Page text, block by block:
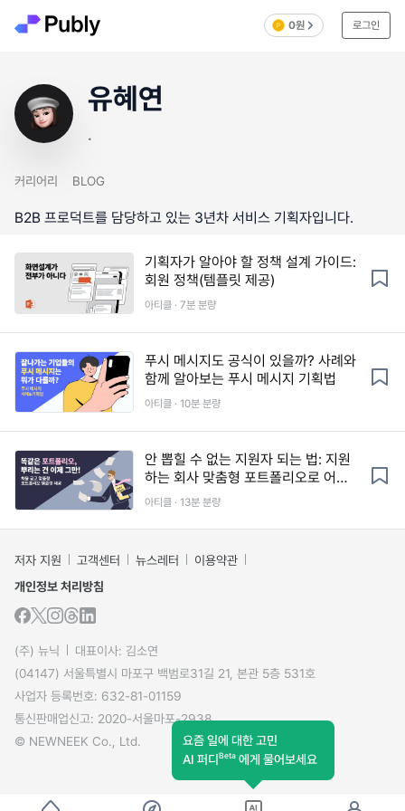
0원 로그인
유혜연
.
커리어리 BLOG
B2B 프로덕트를 담당하고 있는 3년차 서비스 기획자입니다.
기획자가 알아야 할 정책 설계 가이드:
회원 정책(템플릿 제공)
아티클 · 7분 분량
푸시 메시지도 공식이 있을까? 사례와
함께 알아보는 푸시 메시지 기획법
아티클 · 10분 분량
안 뽑힐 수 없는 지원자 되는 법: 지원
하는 회사 맞춤형 포트폴리오로 어필
하기
아티클 · 13분 분량
저자 지원 고객센터 뉴스레터
이용약관
개인정보 처리방침
(주) 뉴닉
대표이사: 김소연
(04147) 서울특별시 마포구 백범로31길 21, 본관 5층 531호
사업자 등록번호: 632-81-01159
통신판매업신고: 2020-서울마포-2938
© NEWNEEK Co., Ltd.
요즘 일에 대한 고민
AI 퍼디Beta 에게 물어보세요